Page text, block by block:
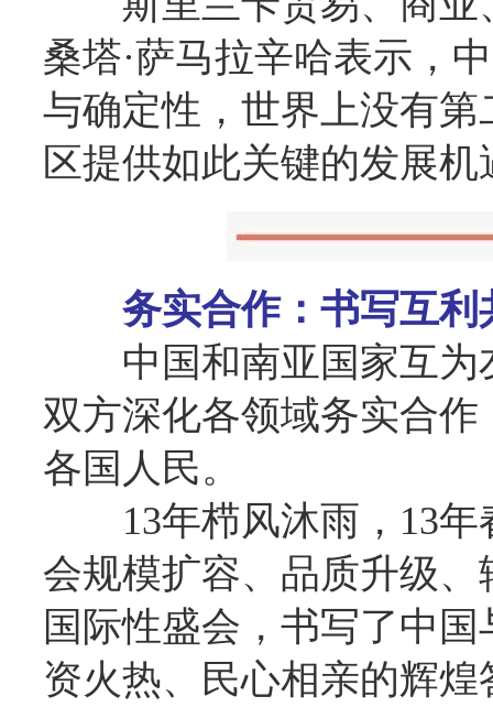
桑塔·萨马拉辛哈表示，
与确定性，世界上没有
区提供如此关键的发展机
务实合作：书写互利
中国和南亚国家互
双方深化各领域务实合
各国人民。
13年栉风沐雨，13
会规模扩容、品质升级
国际性盛会，书写了中
资火热、民心相亲的辉煌